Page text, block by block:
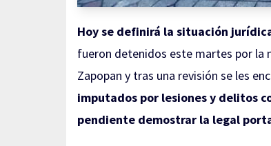
Hoy se definirá la situación
fueron detenidos este martes por la
Zapopan y tras una revisión se les
imputados por lesiones y delitos
pendiente demostrar la legal